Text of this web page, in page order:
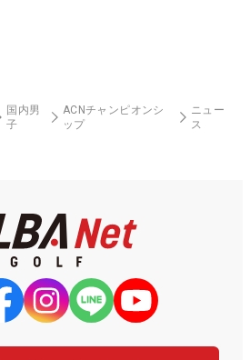
国内男
子
ACNチャンピオンシ
ップ
ニュー
ス